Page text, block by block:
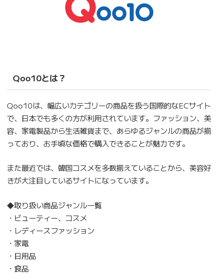
Qoo10とは？
Qoo10は、幅広いカテゴリーの商品を扱う国際的なECサイト
で、日本でも多くの方が利用されています。ファッション、美
容、家電製品から生活雑貨まで、あらゆるジャンルの商品が揃
っており、お手頃な価格で購入できることが魅力です。
また最近では、韓国コスメを多数揃えていることから、美容好
きが大注目しているサイトになっています。
◆取り扱い商品ジャンル一覧
・ビューティー、コスメ
・レディースファッション
・家電
・日用品
・食品